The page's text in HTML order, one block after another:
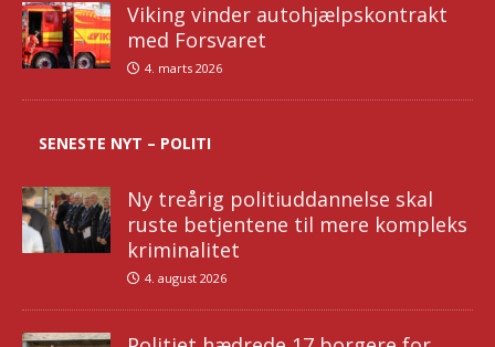
Viking vinder autohjælpskontrakt
med Forsvaret
4. marts 2026
SENESTE NYT – POLITI
Ny treårig politiuddannelse skal
ruste betjentene til mere kompleks
kriminalitet
4. august 2026